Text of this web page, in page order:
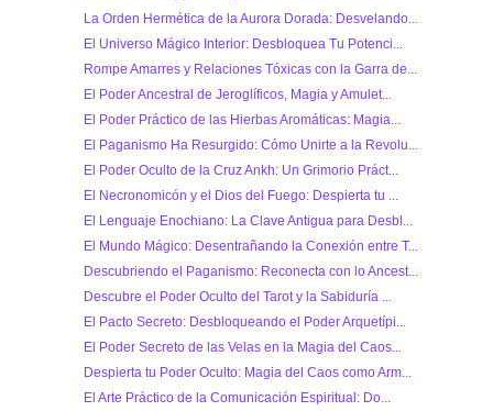
La Orden Hermética de la Aurora Dorada: Desvelando...
El Universo Mágico Interior: Desbloquea Tu Potenci...
Rompe Amarres y Relaciones Tóxicas con la Garra de...
El Poder Ancestral de Jeroglíficos, Magia y Amulet...
El Poder Práctico de las Hierbas Aromáticas: Magia...
El Paganismo Ha Resurgido: Cómo Unirte a la Revolu...
El Poder Oculto de la Cruz Ankh: Un Grimorio Práct...
El Necronomicón y el Dios del Fuego: Despierta tu ...
El Lenguaje Enochiano: La Clave Antigua para Desbl...
El Mundo Mágico: Desentrañando la Conexión entre T...
Descubriendo el Paganismo: Reconecta con lo Ancest...
Descubre el Poder Oculto del Tarot y la Sabiduría ...
El Pacto Secreto: Desbloqueando el Poder Arquetípi...
El Poder Secreto de las Velas en la Magia del Caos...
Despierta tu Poder Oculto: Magia del Caos como Arm...
El Arte Práctico de la Comunicación Espiritual: Do...